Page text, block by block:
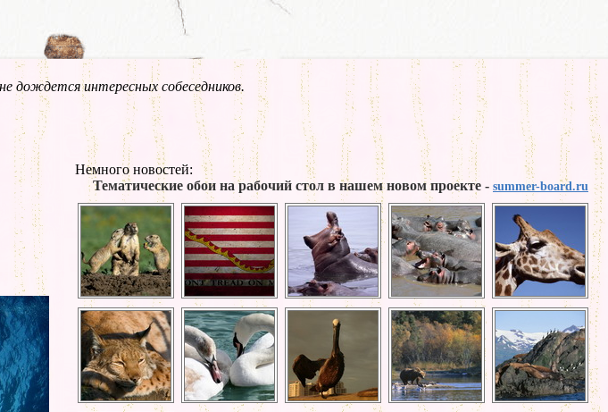
дождется интересных собеседников.
Немного новостей:
Тематические обои на рабочий стол в нашем новом проекте - summer-board.ru